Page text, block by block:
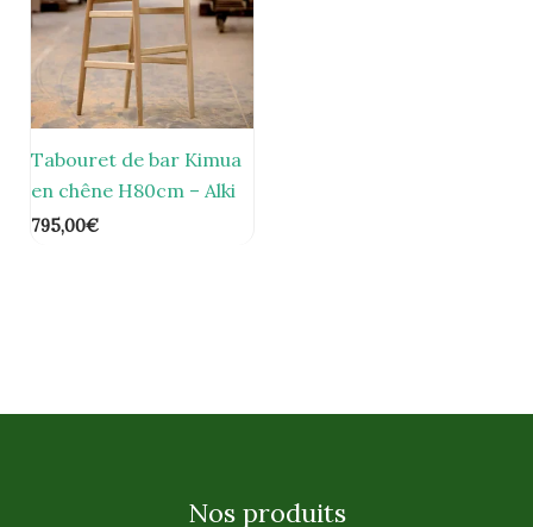
Tabouret de bar Kimua
en chêne H80cm – Alki
795,00€
Nos produits